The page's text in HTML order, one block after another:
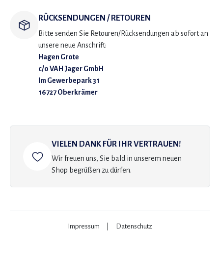
RÜCKSENDUNGEN / RETOUREN
Bitte senden Sie Retouren/Rücksendungen ab sofort an
unsere neue Anschrift:
Hagen Grote
c/o VAH Jager GmbH
Im Gewerbepark 31
16727 Oberkrämer
VIELEN DANK FÜR IHR VERTRAUEN!
Wir freuen uns, Sie bald in unserem neuen
Shop begrüßen zu dürfen.
Impressum Datenschutz